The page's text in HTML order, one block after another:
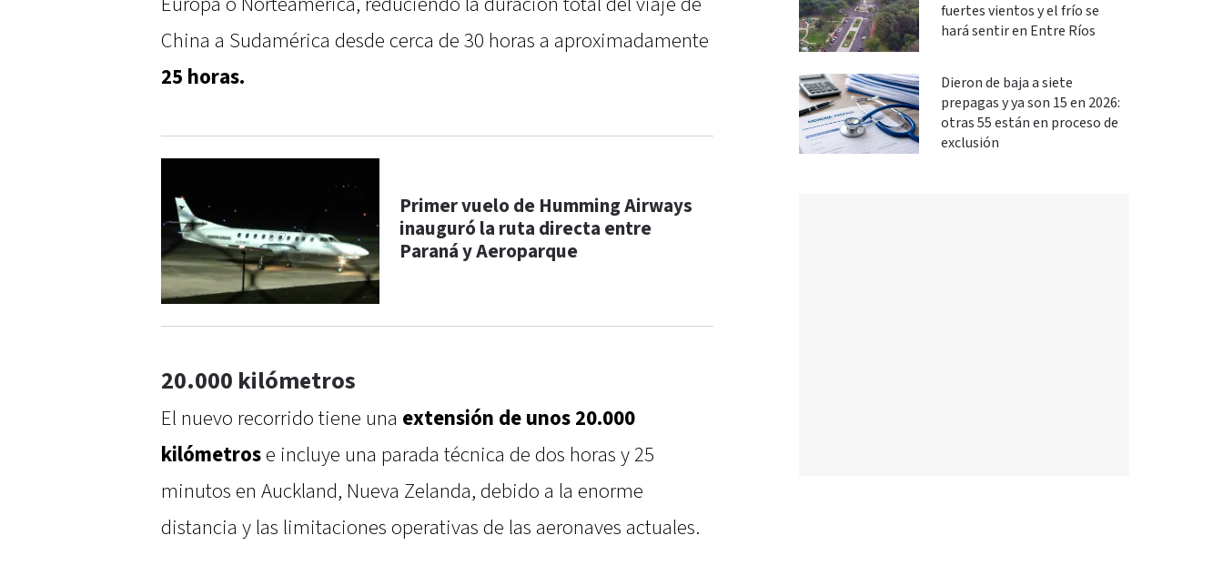
China a Sudamérica desde cerca de 30 horas a aproximadamente
25 horas.
Primer vuelo de Humming Airways
inauguró la ruta directa entre
Paraná y Aeroparque
20.000 kilómetros
El nuevo recorrido tiene una extensión de unos 20.000
kilómetrose incluye una parada técnica de dos horas y 25
minutos en Auckland, Nueva Zelanda, debido a la enorme
distancia y las limitaciones operativas de las aeronaves actuales.
fuertes vientos y el frío se
hará sentir en Entre Ríos
Dieron de baja a siete
prepagas y ya son 15 en 2026:
otras 55 están en proceso de
exclusión